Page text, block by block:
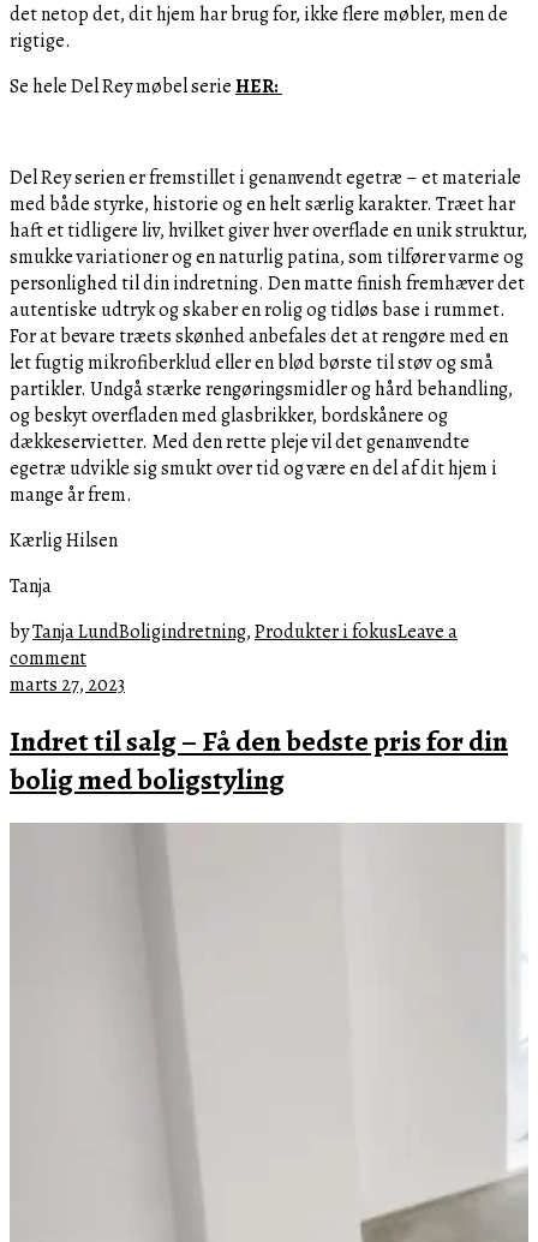
det netop det, dit hjem har brug for, ikke flere møbler, men de
rigtige.
Se hele Del Rey møbel serieHER:
Del Rey serien er fremstillet i genanvendt egetræ – et materiale
med både styrke, historie og en helt særlig karakter. Træet har
haft et tidligere liv, hvilket giver hver overflade en unik struktur,
smukke variationer og en naturlig patina, som tilfører varme og
personlighed til din indretning. Den matte finish fremhæver det
autentiske udtryk og skaber en rolig og tidløs base i rummet.
For at bevare træets skønhed anbefales det at rengøre med en
let fugtig mikrofiberklud eller en blød børste til støv og små
partikler. Undgå stærke rengøringsmidler og hård behandling,
og beskyt overfladen med glasbrikker, bordskånere og
dækkeservietter. Med den rette pleje vil det genanvendte
egetræ udvikle sig smukt over tid og være en del af dit hjem i
mange år frem.
Kærlig Hilsen
Tanja
byTanja LundBoligindretning,Produkter i fokusLeave a
comment
marts 27, 2023
2023
Indret til salg – Få den bedste pris for din
bolig med boligstyling